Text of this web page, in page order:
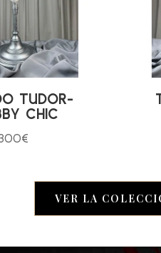
TUDOR-
CHIC
€
VER LA